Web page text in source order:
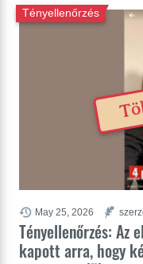
Tényellenőrzés: Az
kapott arra, hogy
Tényellenőrzés
May 25, 2026